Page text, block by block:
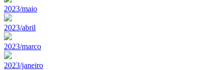
2023/maio
2023/abril
2023/marco
2023/janeiro